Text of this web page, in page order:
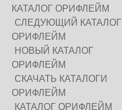
КАТАЛОГ ОРИФЛЕЙМ
СЛЕДУЮЩИЙ КАТАЛОГ
ОРИФЛЕЙМ
НОВЫЙ КАТАЛОГ
ОРИФЛЕЙМ
СКАЧАТЬ КАТАЛОГИ
ОРИФЛЕЙМ
КАТАЛОГ ОРИФЛЕЙМ